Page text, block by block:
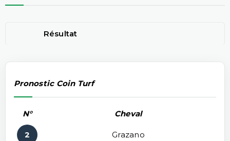
Résultat
Pronostic Coin Turf
N° Cheval
2 Grazano